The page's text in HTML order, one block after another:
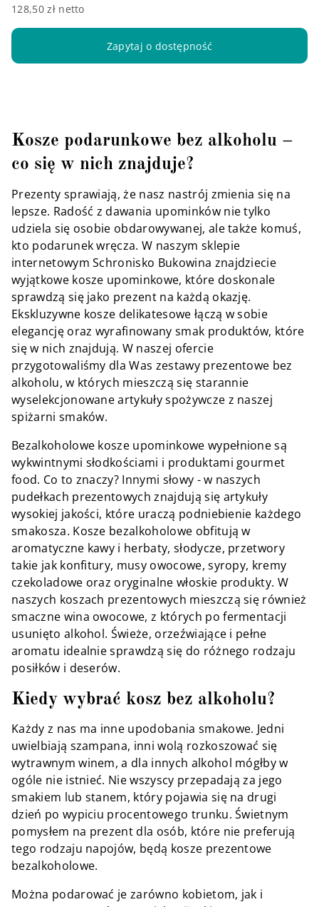
Kosze podarunkowe bez alkoholu –
co się w nich znajduje?
Prezenty sprawiają, że nasz nastrój zmienia się na
lepsze. Radość z dawania upominków nie tylko
udziela się osobie obdarowywanej, ale także komuś,
kto podarunek wręcza. W naszym sklepie
internetowym Schronisko Bukowina znajdziecie
wyjątkowe kosze upominkowe, które doskonale
sprawdzą się jako prezent na każdą okazję.
Ekskluzywne kosze delikatesowe łączą w sobie
elegancję oraz wyrafinowany smak produktów, które
się w nich znajdują. W naszej ofercie
przygotowaliśmy dla Was zestawy prezentowe bez
alkoholu, w których mieszczą się starannie
wyselekcjonowane artykuły spożywcze z naszej
spiżarni smaków.
Bezalkoholowe kosze upominkowe wypełnione są
wykwintnymi słodkościami i produktami gourmet
food. Co to znaczy? Innymi słowy - w naszych
pudełkach prezentowych znajdują się artykuły
wysokiej jakości, które uraczą podniebienie każdego
smakosza. Kosze bezalkoholowe obfitują w
aromatyczne kawy i herbaty, słodycze, przetwory
takie jak konfitury, musy owocowe, syropy, kremy
czekoladowe oraz oryginalne włoskie produkty. W
naszych koszach prezentowych mieszczą się również
smaczne wina owocowe, z których po fermentacji
usunięto alkohol. Świeże, orzeźwiające i pełne
aromatu idealnie sprawdzą się do różnego rodzaju
posiłków i deserów.
Kiedy wybrać kosz bez alkoholu?
Każdy z nas ma inne upodobania smakowe. Jedni
uwielbiają szampana, inni wolą rozkoszować się
wytrawnym winem, a dla innych alkohol mógłby w
ogóle nie istnieć. Nie wszyscy przepadają za jego
smakiem lub stanem, który pojawia się na drugi
dzień po wypiciu procentowego trunku. Świetnym
pomysłem na prezent dla osób, które nie preferują
tego rodzaju napojów, będą kosze prezentowe
bezalkoholowe.
Można podarować je zarówno kobietom, jak i
128,50 zł netto
Zapytaj o dostępność